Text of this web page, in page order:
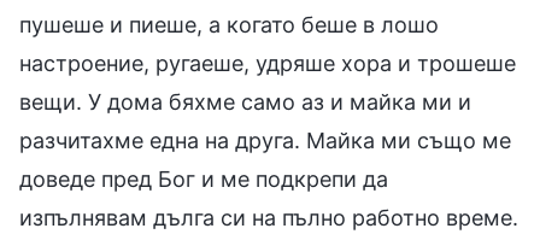
пушеше и пиеше, а когато беше в лошо
настроение, ругаеше, удряше хора и трошеше
вещи. У дома бяхме само аз и майка ми и
разчитахме една на друга. Майка ми също ме
доведе пред Бог и ме подкрепи да
изпълнявам дълга си на пълно работно време.